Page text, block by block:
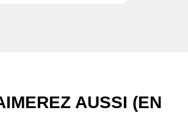
AUSSI (EN